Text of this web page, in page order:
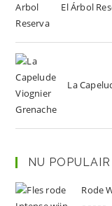
El Árbol
La
NU POPULAIR
Rode